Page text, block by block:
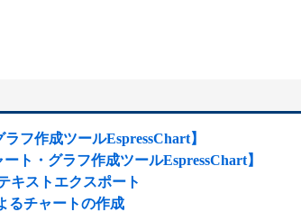
フ作成ツールEspressChart】
ト・グラフ作成ツールEspressChart】
キストエクスポート
るチャートの作成